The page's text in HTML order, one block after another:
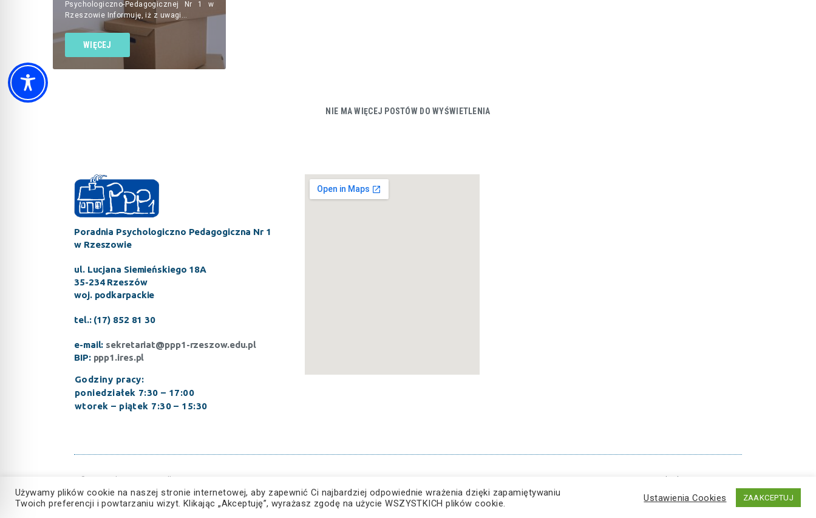
Psychologiczno-Pedagogicznej Nr 1 w
Rzeszowie Informuję, iż z uwagi…
WIĘCEJ
NIE MA WIĘCEJ POSTÓW DO WYŚWIETLENIA
Poradnia Psychologiczno Pedagogiczna Nr 1
w Rzeszowie
ul. Lucjana Siemieńskiego 18A
35-234 Rzeszów
woj. podkarpackie
tel.: (17) 852 81 30
e-mail: sekretariat@ppp1-rzeszow.edu.pl
BIP: ppp1.ires.pl
Godziny pracy:
poniedziałek 7:30 – 17:00
wtorek – piątek 7:30 – 15:30
© Copyright 2023, Wszelkie prawa zastrzeżone Cyberbezpieczeństwo
Używamy plików cookie na naszej stronie internetowej, aby zapewnić Ci najbardziej odpowiednie wrażenia dzięki zapamiętywaniu
Twoich preferencji i powtarzaniu wizyt. Klikając „Akceptuję”, wyrażasz zgodę na użycie WSZYSTKICH plików cookie.
Ustawienia Cookies ZAAKCEPTUJ